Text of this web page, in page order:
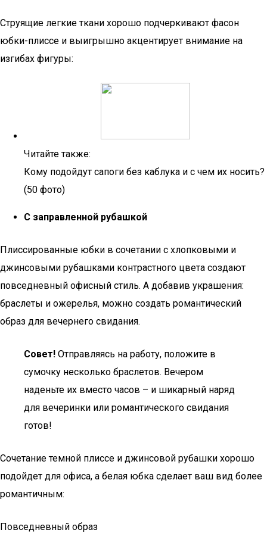
Струящие легкие ткани хорошо подчеркивают фасон
юбки-плиссе и выигрышно акцентирует внимание на
изгибах фигуры:
Читайте также:
Кому подойдут сапоги без каблука и с чем их носить?
(50 фото)
С заправленной рубашкой
Плиссированные юбки в сочетании с хлопковыми и
джинсовыми рубашками контрастного цвета создают
повседневный офисный стиль. А добавив украшения:
браслеты и ожерелья, можно создать романтический
образ для вечернего свидания.
Совет! Отправляясь на работу, положите в
сумочку несколько браслетов. Вечером
наденьте их вместо часов – и шикарный наряд
для вечеринки или романтического свидания
готов!
Сочетание темной плиссе и джинсовой рубашки хорошо
подойдет для офиса, а белая юбка сделает ваш вид более
романтичным:
Повседневный образ